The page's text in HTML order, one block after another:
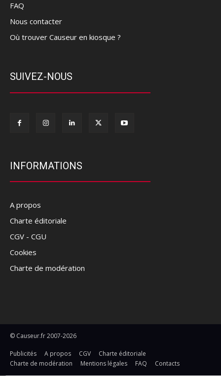
FAQ
Nous contacter
Où trouver Causeur en kiosque ?
SUIVEZ-NOUS
INFORMATIONS
A propos
Charte éditoriale
CGV - CGU
Cookies
Charte de modération
© Causeur.fr 2007-2026
Publicités A propos CGV
Charte éditoriale
Charte de modération
Mentions légales FAQ Contacts